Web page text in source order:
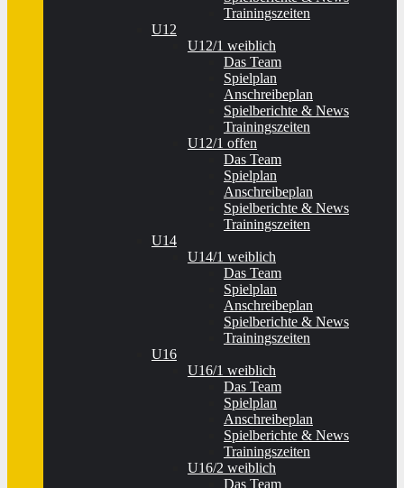
Trainingszeiten
U12
U12/1 weiblich
Das Team
Spielplan
Anschreibeplan
Spielberichte & News
Trainingszeiten
U12/1 offen
Das Team
Spielplan
Anschreibeplan
Spielberichte & News
Trainingszeiten
U14
U14/1 weiblich
Das Team
Spielplan
Anschreibeplan
Spielberichte & News
Trainingszeiten
U16
U16/1 weiblich
Das Team
Spielplan
Anschreibeplan
Spielberichte & News
Trainingszeiten
U16/2 weiblich
Das Team